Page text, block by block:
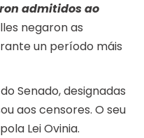
admitidos ao
negaron as
un período máis
Senado, designadas
aos censores. O seu
Lei Ovinia.